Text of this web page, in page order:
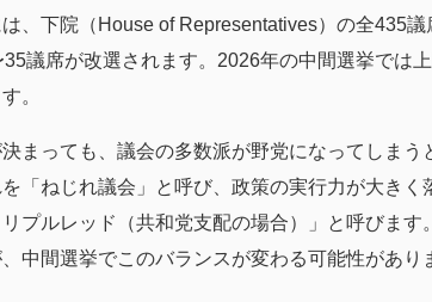
、下院（House of Representatives）の全435
35議席が改選されます。2026年の中間選挙では
。
まっても、議会の多数派が野党になってしま
「ねじれ議会」と呼び、政策の実行力が大き
プルレッド（共和党支配の場合）」と呼びま
中間選挙でこのバランスが変わる可能性があり